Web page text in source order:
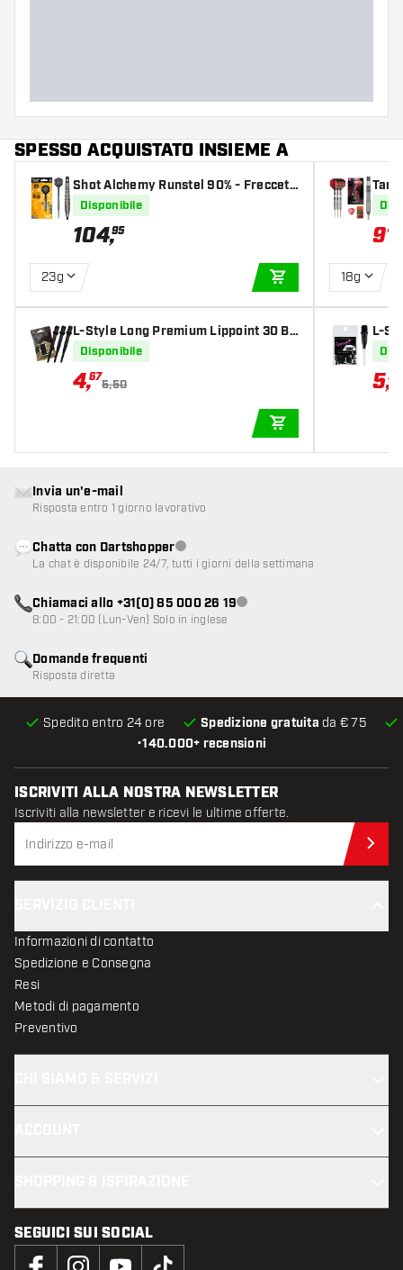
SPESSO ACQUISTATO INSIEME A
Shot Alchemy Runstel 90% - Freccett
e Steel Darts
Disponibile
104,95
23g
AGGIUNGI AL
L-Style Long Premium Lippoint 30 Bl
ack
Disponibile
4,67
5,50
s
91
18g
L-
5,52
•140.000+ recensioni
Spedito entro 24 ore Spedizione gratuita da € 75
Domande frequenti
Risposta diretta
Invia un'e-mail
Risposta entro 1 giorno lavorativo
Chatta con DartshopperServizio clienti non disponibile
La chat è disponibile 24/7, tutti i giorni della settimana
Chiamaci allo +31(0) 85 000 26 19Servizio clienti non disponibile
8:00 - 21:00 (Lun-Ven) Solo in inglese
ISCRIVITI ALLA NOSTRA NEWSLETTER
Iscriviti alla newsletter e ricevi le ultime offerte.
Informazioni di contatto
Spedizione e Consegna
Resi
Metodi di pagamento
Preventivo
SEGUICI SUI SOCIAL